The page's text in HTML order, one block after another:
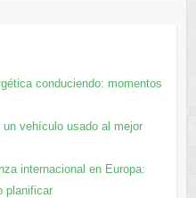
conduciendo: momentos
vehículo usado al mejor
internacional en Europa:
planificar